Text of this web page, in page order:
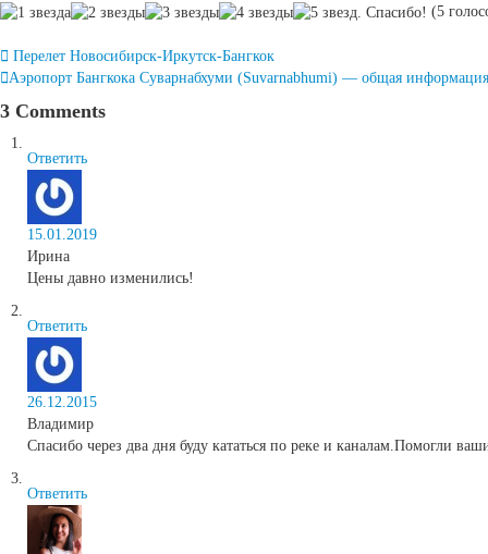
(5
Post
navigation
Перелет Новосибирск-Иркутск-Бангкок
Аэропорт Бангкока Суварнабхуми (Suvarnabhumi) — общая информация
3 Comments
Ответить
15.01.2019
Ирина
Цены давно изменились!
Ответить
26.12.2015
Владимир
Спасибо через два дня буду кататься по реке и каналам.Помогли
Ответить